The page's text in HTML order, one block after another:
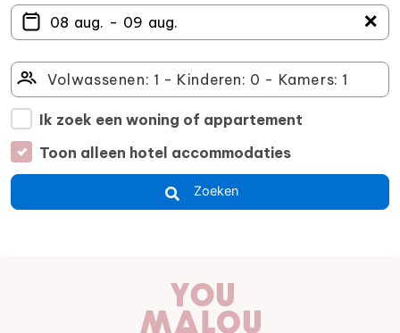
＋
Ik zoek een woning of appartement
Toon alleen hotel accommodaties
Zoeken